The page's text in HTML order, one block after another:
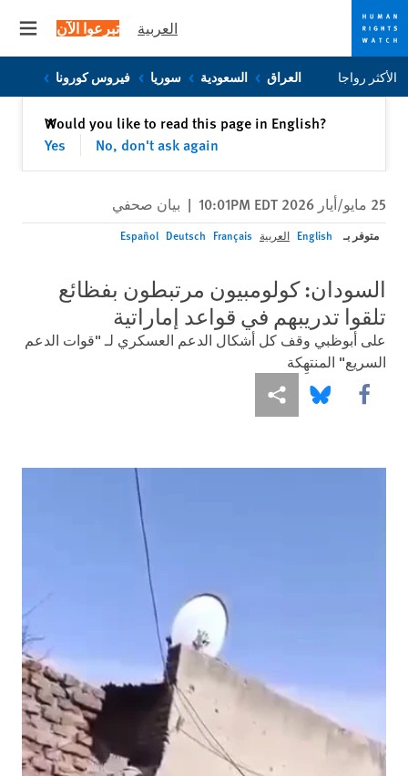
Skip
to
Skip
to
العربية تبرعوا الآن
الأكثر رواجا العراق السعودية سوريا فيروس كورونا
Would you like to read this page in English?
Yes
No, don't ask again
✕إغلاق
25 مايو/أيار 2026 10:01PM EDT | بيان صحفي
متوفر بـ English العربية Français
Deutsch
Español
السودان: كولومبيون مرتبطون بفظائع
تلقوا تدريبهم في قواعد إماراتية
على أبوظبي وقف كل أشكال الدعم العسكري لـ "قوات الدعم
السريع" المنتهِكة
Share this via Facebook
Share this via Bluesky
Share this via مشاركة